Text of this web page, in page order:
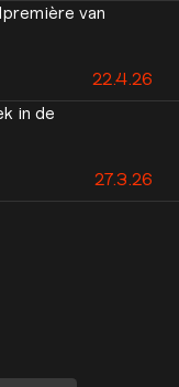
van
22.4.26
in de
27.3.26